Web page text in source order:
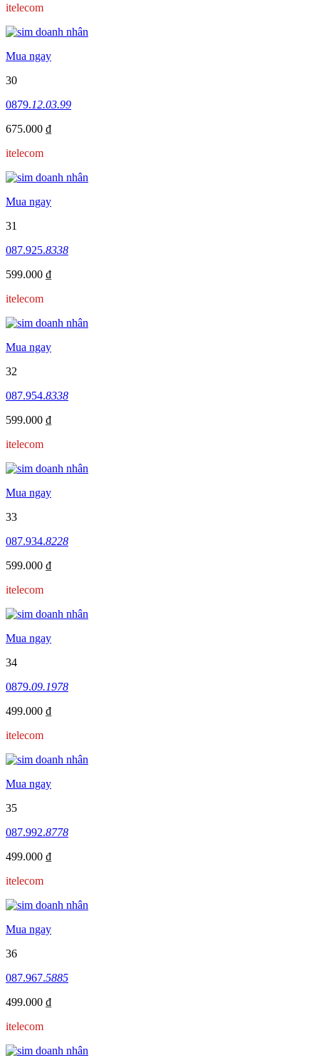
itelecom
Mua ngay
30
0879.12.03.99
675.000 ₫
itelecom
Mua ngay
31
087.925.8338
599.000 ₫
itelecom
Mua ngay
32
087.954.8338
599.000 ₫
itelecom
Mua ngay
33
087.934.8228
599.000 ₫
itelecom
Mua ngay
34
0879.09.1978
499.000 ₫
itelecom
Mua ngay
35
087.992.8778
499.000 ₫
itelecom
Mua ngay
36
087.967.5885
499.000 ₫
itelecom